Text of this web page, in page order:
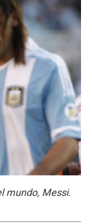
mundo, Messi.